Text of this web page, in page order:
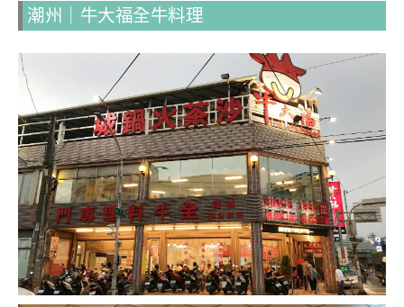
潮州｜牛大福全牛料理